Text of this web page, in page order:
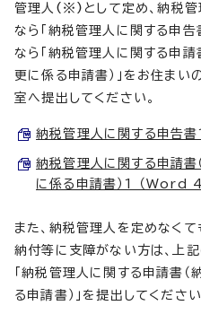
管理人 （※） として定め、納税
なら「納税管理人に関する申告
なら「納税管理人に関する申
更に係る申請書）」をお住まい
室へ提出してください。
納税管理人に関する申告
納税管理人に関する申請書
に係る申請書）1 （Word
また、納税管理人を定めなく
納付等に支障がない方は、上
「納税管理人に関する申請書
る申請書）」を提出してください